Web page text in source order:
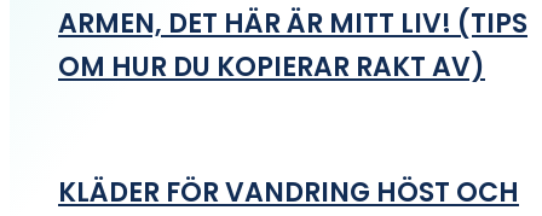
ARMEN, DET HÄR ÄR MITT LIV! (TIPS
OM HUR DU KOPIERAR RAKT AV)
KLÄDER FÖR VANDRING HÖST OCH